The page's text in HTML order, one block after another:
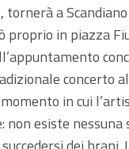
tornerà a
proprio in piazza
concerto
in cui
esiste